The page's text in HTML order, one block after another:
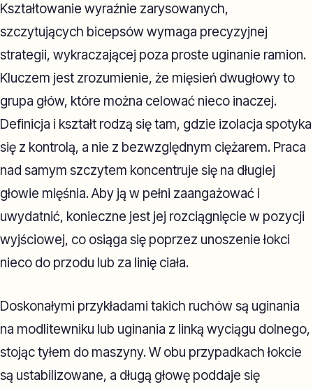
Kształtowanie wyraźnie zarysowanych,
szczytujących bicepsów wymaga precyzyjnej
strategii, wykraczającej poza proste uginanie ramion.
Kluczem jest zrozumienie, że mięsień dwugłowy to
grupa głów, które można celować nieco inaczej.
Definicja i kształt rodzą się tam, gdzie izolacja spotyka
się z kontrolą, a nie z bezwzględnym ciężarem. Praca
nad samym szczytem koncentruje się na długiej
głowie mięśnia. Aby ją w pełni zaangażować i
uwydatnić, konieczne jest jej rozciągnięcie w pozycji
wyjściowej, co osiąga się poprzez unoszenie łokci
nieco do przodu lub za linię ciała.
Doskonałymi przykładami takich ruchów są uginania
na modlitewniku lub uginania z linką wyciągu dolnego,
stojąc tyłem do maszyny. W obu przypadkach łokcie
są ustabilizowane, a długą głowę poddaje się